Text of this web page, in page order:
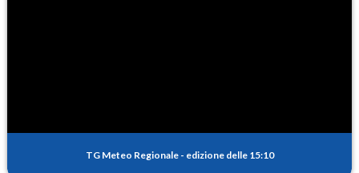
TG Meteo Regionale - edizione delle 15:10